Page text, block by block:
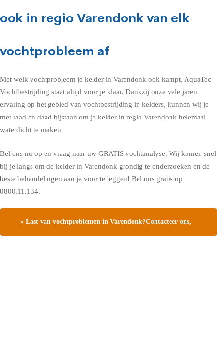
ook in regio Varendonk van elk
vochtprobleem af
Met welk vochtprobleem je kelder in Varendonk ook kampt, AquaTec
Vochtbestrijding staat altijd voor je klaar. Dankzij onze vele jaren
ervaring op het gebied van vochtbestrijding in kelders, kunnen wij je
met raad en daad bijstaan om je kelder in regio Varendonk helemaal
waterdicht te maken.
Bel ons nu op en vraag naar uw GRATIS vochtanalyse. Wij komen snel
bij je langs om de kelder in Varendonk grondig te onderzoeken en de
beste behandelingen aan je voor te leggen! Bel ons gratis op
0800.11.134.
» Last van vochtproblemen in Varendonk?Contacteer ons,